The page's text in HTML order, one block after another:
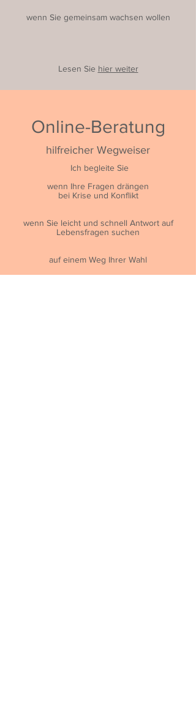
wenn Sie gemeinsam wachsen wollen
Lesen Sie hier weiter
Online-Beratung
hilfreicher Wegweiser
Ich begleite Sie
wenn Ihre Fragen drängen
bei Krise und Konflikt
wenn Sie leicht und schnell Antwort auf
Lebensfragen suchen
auf einem Weg Ihrer Wahl